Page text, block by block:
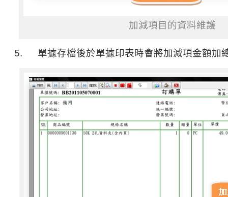
加減項目的資料維護
5. 單據存檔後於單據印表時會將加減項金額加